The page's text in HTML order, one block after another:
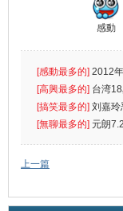
感動
[感動最多的] 2012
出首位
[高興最多的] 台湾
[搞笑最多的] 刘嘉玲
遮
[無聊最多的] 元朗
催
上一篇